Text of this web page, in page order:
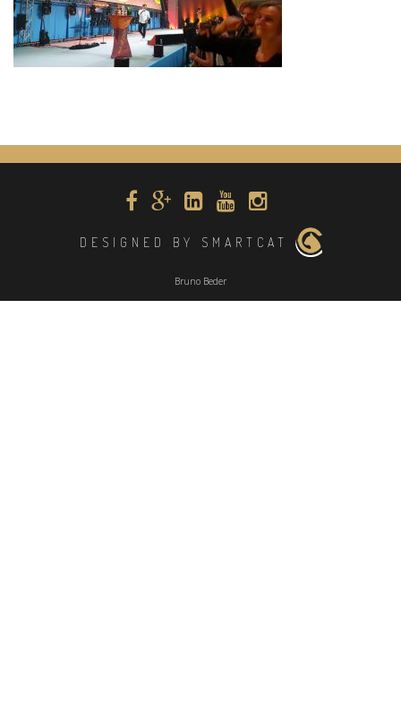
DESIGNED BY SMARTCAT
Bruno Beder